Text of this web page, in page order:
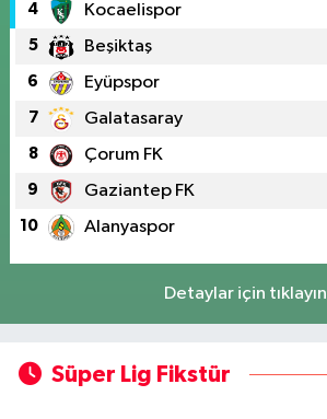
4 Kocaelispor
5 Beşiktaş
6 Eyüpspor
7 Galatasaray
8 Çorum FK
9 Gaziantep FK
10 Alanyaspor
Detaylar için tıklayın
Süper Lig Fikstür